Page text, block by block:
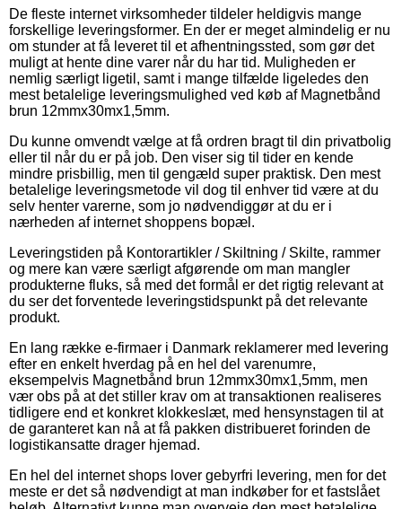
De fleste internet virksomheder tildeler heldigvis mange
forskellige leveringsformer. En der er meget almindelig er nu
om stunder at få leveret til et afhentningssted, som gør det
muligt at hente dine varer når du har tid. Muligheden er
nemlig særligt ligetil, samt i mange tilfælde ligeledes den
mest betalelige leveringsmulighed ved køb af Magnetbånd
brun 12mmx30mx1,5mm.
Du kunne omvendt vælge at få ordren bragt til din privatbolig
eller til når du er på job. Den viser sig til tider en kende
mindre prisbillig, men til gengæld super praktisk. Den mest
betalelige leveringsmetode vil dog til enhver tid være at du
selv henter varerne, som jo nødvendiggør at du er i
nærheden af internet shoppens bopæl.
Leveringstiden på Kontorartikler / Skiltning / Skilte, rammer
og mere kan være særligt afgørende om man mangler
produkterne fluks, så med det formål er det rigtig relevant at
du ser det forventede leveringstidspunkt på det relevante
produkt.
En lang række e-firmaer i Danmark reklamerer med levering
efter en enkelt hverdag på en hel del varenumre,
eksempelvis Magnetbånd brun 12mmx30mx1,5mm, men
vær obs på at det stiller krav om at transaktionen realiseres
tidligere end et konkret klokkeslæt, med hensynstagen til at
de garanteret kan nå at få pakken distribueret forinden de
logistikansatte drager hjemad.
En hel del internet shops lover gebyrfri levering, men for det
meste er det så nødvendigt at man indkøber for et fastslået